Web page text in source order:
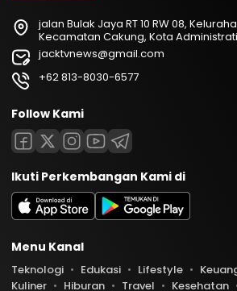
jalan Bulak Jaya RT 10 RW 08,
Kecamatan Cakung, Kota
jacktvnews@gmail.com
+62 813-8030-6577
Follow Kami
Ikuti Perkembangan Kami di
Menu Kanal
Teknologi Edukasi Lifestyle
Kuliner
Hiburan Travel Kesehatan